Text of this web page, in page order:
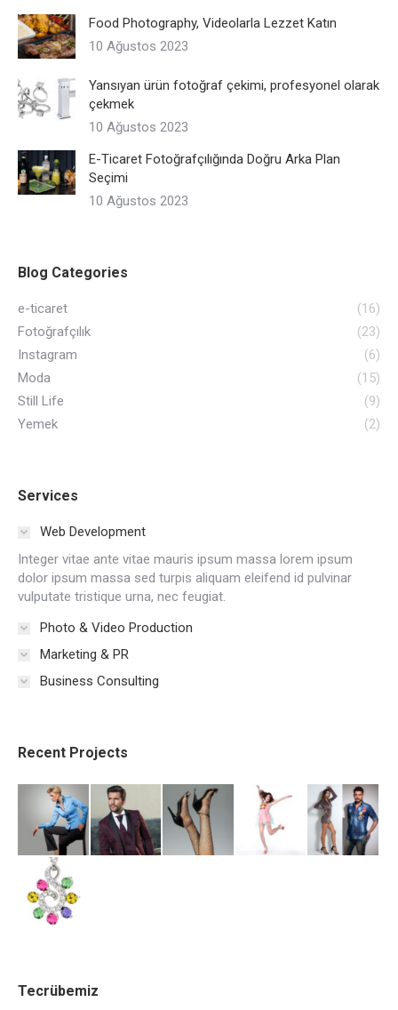
Food Photography, Videolarla Lezzet Katın
10 Ağustos 2023
Yansıyan ürün fotoğraf çekimi, profesyonel olarak
çekmek
10 Ağustos 2023
E-Ticaret Fotoğrafçılığında Doğru Arka Plan
Seçimi
10 Ağustos 2023
Blog Categories
e-ticaret
(16)
Fotoğrafçılık
(23)
Instagram
(6)
Moda
(15)
Still Life
(9)
Yemek
(2)
Services
Web Development
Integer vitae ante vitae mauris ipsum massa lorem ipsum
dolor ipsum massa sed turpis aliquam eleifend id pulvinar
vulputate tristique urna, nec feugiat.
Photo & Video Production
Marketing & PR
Business Consulting
Recent Projects
Tecrübemiz